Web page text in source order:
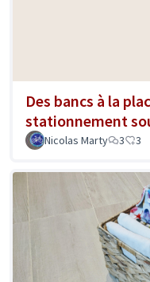
Des bancs à la
stationnement
Nicolas Marty 3 3